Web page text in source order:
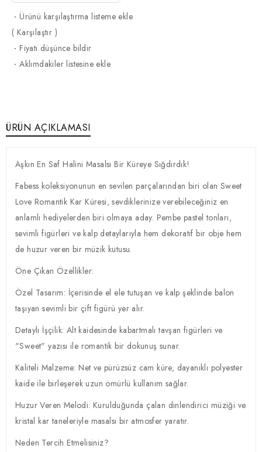
·Ürünü karşılaştırma listeme ekle
( Karşılaştır )
·Fiyatı düşünce bildir
·Aklımdakiler listesine ekle
ÜRÜN AÇIKLAMASI
Aşkın En Saf Halini Masalsı Bir Küreye Sığdırdık!
Fabess koleksiyonunun en sevilen parçalarından biri olan Sweet
Love Romantik Kar Küresi, sevdiklerinize verebileceğiniz en
anlamlı hediyelerden biri olmaya aday. Pembe pastel tonları,
sevimli figürleri ve kalp detaylarıyla hem dekoratif bir obje hem
de huzur veren bir müzik kutusu.
Öne Çıkan Özellikler:
Özel Tasarım: İçerisinde el ele tutuşan ve kalp şeklinde balon
taşıyan sevimli bir çift figürü yer alır.
Detaylı İşçilik: Alt kaidesinde kabartmalı tavşan figürleri ve
"Sweet" yazısı ile romantik bir dokunuş sunar.
Kaliteli Malzeme: Net ve pürüzsüz cam küre, dayanıklı polyester
kaide ile birleşerek uzun ömürlü kullanım sağlar.
Huzur Veren Melodi: Kurulduğunda çalan dinlendirici müziği ve
kristal kar taneleriyle masalsı bir atmosfer yaratır.
Neden Tercih Etmelisiniz?